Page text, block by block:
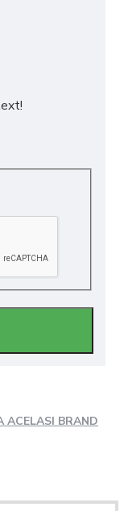
ACELASI BRAND